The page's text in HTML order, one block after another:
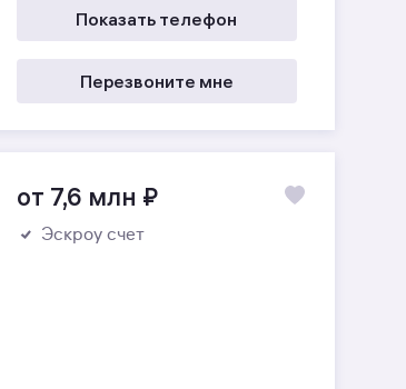
Показать телефон
Перезвоните мне
от 7,6 млн ₽
Эскроу счет